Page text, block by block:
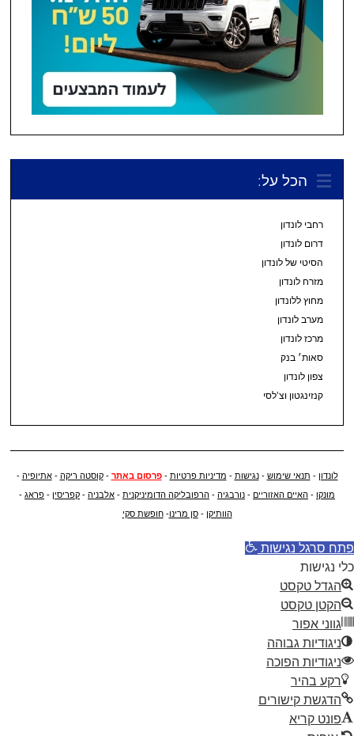
הכל על:
רחבי לונדון
דרום לונדון
הסיטי של לונדון
מזרח לונדון
מחוץ ללונדון
מערב לונדון
מרכז לונדון
סאות׳ בנק
צפון לונדון
קנזינגטון וצ’לסי
לונדון - תנאי שימוש -נגישות - מדיניות פרטיות -פרסום באתר -קוסטה ריקה -אתיופיה -
מונקו - האיים האזוריים - נורבגיה - הרפובליקה הדומיניקנית - אלבניה - קפריסין - פראג -
הוותיקן -סן מרינו-חופשת סקי
פתח סרגל נגישות
כלי נגישות
הגדל טקסט
הקטן טקסט
גווני אפור
ניגודיות גבוהה
ניגודיות הפוכה
רקע בהיר
הדגשת קישורים
פונט קריא